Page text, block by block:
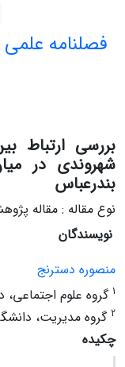
فصلنامه
بررسی ارتباط
شهروندی در
بندرعباس
نوع مقاله : مقاله
نویسندگان
منصوره دسترنج
1 گروه علوم اجتماعی،
2 گروه مدیریت،
چکیده